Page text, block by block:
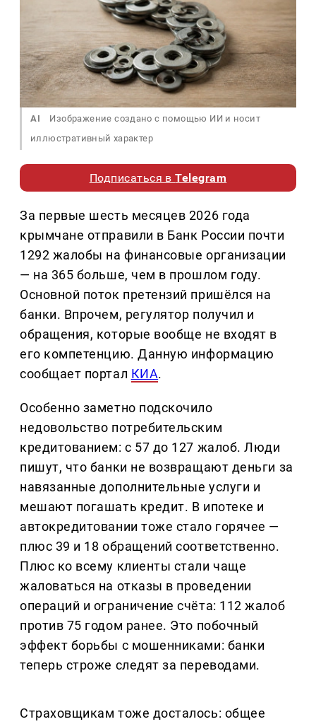
AI
Изображение создано с помощью ИИ и носит
иллюстративный характер
Подписаться вTelegram
За первые шесть месяцев 2026 года
крымчане отправили в Банк России почти
1292 жалобы на финансовые организации
— на 365 больше, чем в прошлом году.
Основной поток претензий пришёлся на
банки. Впрочем, регулятор получил и
обращения, которые вообще не входят в
его компетенцию. Данную информацию
сообщает портал КИА.
Особенно заметно подскочило
недовольство потребительским
кредитованием: с 57 до 127 жалоб. Люди
пишут, что банки не возвращают деньги за
навязанные дополнительные услуги и
мешают погашать кредит. В ипотеке и
автокредитовании тоже стало горячее —
плюс 39 и 18 обращений соответственно.
Плюс ко всему клиенты стали чаще
жаловаться на отказы в проведении
операций и ограничение счёта: 112 жалоб
против 75 годом ранее. Это побочный
эффект борьбы с мошенниками: банки
теперь строже следят за переводами.
Страховщикам тоже досталось: общее